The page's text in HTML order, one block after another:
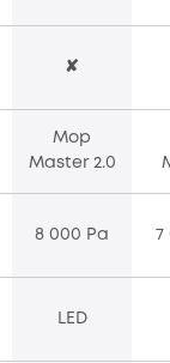
✘
Mop
Master 2.0
8 000 Pa 7
LED